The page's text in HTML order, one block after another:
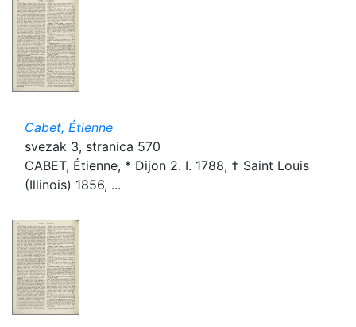
Cabet, Étienne
svezak 3, stranica 570
CABET, Étienne, * Dijon 2. I. 1788, † Saint Louis
(Illinois) 1856, ...